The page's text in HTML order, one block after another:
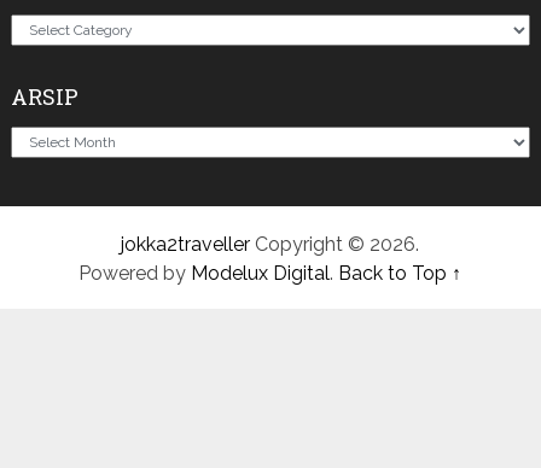
Kategori
ARSIP
Arsip
jokka2traveller Copyright © 2026.
Powered by Modelux Digital. Back to Top ↑